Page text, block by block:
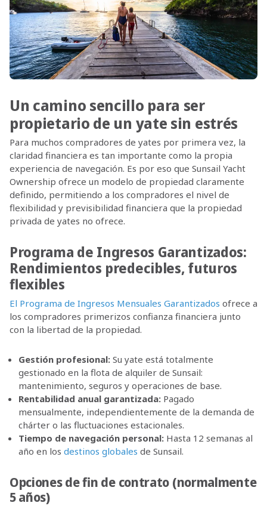
Un camino sencillo para ser
propietario de un yate sin estrés
Para muchos compradores de yates por primera vez, la
claridad financiera es tan importante como la propia
experiencia de navegación. Es por eso que Sunsail Yacht
Ownership ofrece un modelo de propiedad claramente
definido, permitiendo a los compradores el nivel de
flexibilidad y previsibilidad financiera que la propiedad
privada de yates no ofrece.
Programa de Ingresos Garantizados:
Rendimientos predecibles, futuros
flexibles
El Programa de Ingresos Mensuales Garantizados ofrece a
los compradores primerizos confianza financiera junto
con la libertad de la propiedad.
Gestión profesional:Su yate está totalmente
gestionado en la flota de alquiler de Sunsail:
mantenimiento, seguros y operaciones de base.
Rentabilidad anual garantizada:Pagado
mensualmente, independientemente de la demanda de
chárter o las fluctuaciones estacionales.
Tiempo de navegación personal:Hasta 12 semanas al
año en los destinos globales de Sunsail.
Opciones de fin de contrato (normalmente
5 años)